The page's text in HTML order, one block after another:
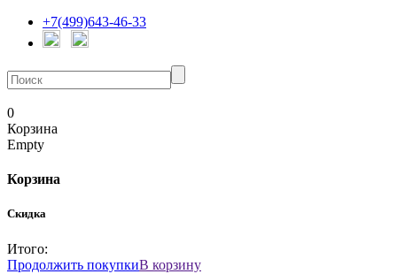
+7(499)643-46-33
0
Корзина
Empty
Корзина
Скидка
Итого:
Продолжить покупкиВ корзину